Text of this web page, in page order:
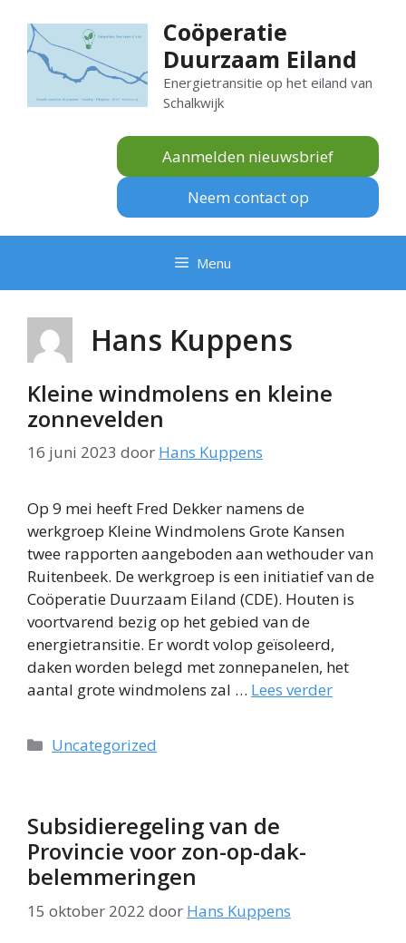
naar
inhoud
Coöperatie
Duurzaam Eiland
Energietransitie op het eiland van
Schalkwijk
Aanmelden nieuwsbrief
Neem contact op
Menu
Hans Kuppens
Kleine windmolens en kleine
zonnevelden
16 juni 2023 door Hans Kuppens
Op 9 mei heeft Fred Dekker namens de
werkgroep Kleine Windmolens Grote Kansen
twee rapporten aangeboden aan wethouder van
Ruitenbeek. De werkgroep is een initiatief van de
Coöperatie Duurzaam Eiland (CDE). Houten is
voortvarend bezig op het gebied van de
energietransitie. Er wordt volop geïsoleerd,
daken worden belegd met zonnepanelen, het
aantal grote windmolens zal … Lees verder
Categorieën
Uncategorized
Subsidieregeling van de
Provincie voor zon-op-dak-
belemmeringen
15 oktober 2022 door Hans Kuppens